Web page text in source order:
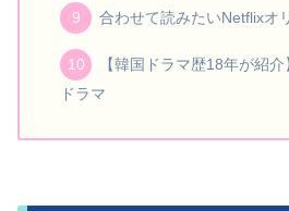
合わせて読みたいNetflixオ
【韓国ドラマ歴18年が紹
ドラマ